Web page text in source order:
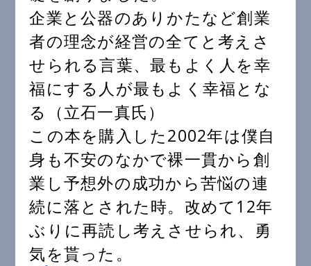
企業と公器のありかたなど創業
者の理念が経営の全てと考えさ
せられる言葉、最もよく人を幸
福にする人が最もよく幸福とな
る（立石一真氏）
この本を購入した2002年は僕自
身も不安のなかで裸一貫から創
業し予想外の成功から苦悩の連
続に落とされた時。改めて12年
ぶりに再読し考えさせられ、勇
気を貰った。